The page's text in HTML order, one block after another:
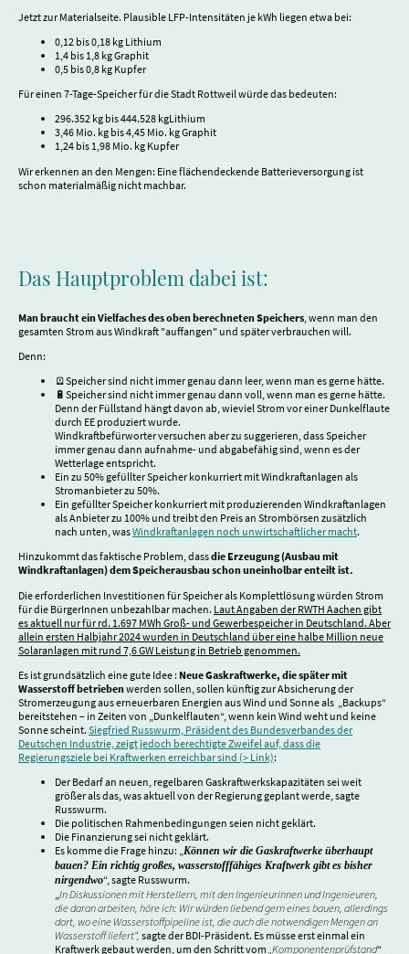
Jetzt zur Materialseite. Plausible LFP-Intensitäten je kWh liegen etwa bei:
0,12 bis 0,18 kg Lithium
1,4 bis 1,8 kg Graphit
0,5 bis 0,8 kg Kupfer
Für einen 7-Tage-Speicher für die Stadt Rottweil würde das bedeuten:
296.352 kg bis 444.528 kgLithium
3,46 Mio. kg bis 4,45 Mio. kg Graphit
1,24 bis 1,98 Mio. kg Kupfer
Wir erkennen an den Mengen: Eine flächendeckende Batterieversorgung ist
schon materialmäßig nicht machbar.
Das Hauptproblem dabei ist:
Man braucht ein Vielfaches des oben berechneten Speichers , wenn man den
gesamten Strom aus Windkraft "auffangen" und später verbrauchen will.
Denn:
🪫Speicher sind nicht immer genau dann leer, wenn man es gerne hätte.
🔋Speicher sind nicht immer genau dann voll, wenn man es gerne hätte.
Denn der Füllstand hängt davon ab, wieviel Strom vor einer Dunkelflaute
durch EE produziert wurde.
Windkraftbefürworter versuchen aber zu suggerieren, dass Speicher
immer genau dann aufnahme- und abgabefähig sind, wenn es der
Wetterlage entspricht.
Ein zu 50% gefüllter Speicher konkurriert mit Windkraftanlagen als
Stromanbieter zu 50%.
Ein gefüllter Speicher konkurriert mit produzierenden Windkraftanlagen
als Anbieter zu 100% und treibt den Preis an Strombörsen zusätzlich
nach unten, wasWindkraftanlagen noch unwirtschaftlicher macht.
Hinzukommt das faktische Problem, dassdie Erzeugung (Ausbau mit
Windkraftanlagen) dem Speicherausbau schon uneinholbar enteilt ist.
Die erforderlichen Investitionen für Speicher als Komplettlösung würden Strom
für die BürgerInnen unbezahlbar machen. Laut Angaben der RWTH Aachen gibt
es aktuell nur für rd. 1.697 MWh Groß- und Gewerbespeicher in Deutschland. Aber
allein ersten Halbjahr 2024 wurden in Deutschland über eine halbe Million neue
Solaranlagen mit rund 7,6 GW Leistung in Betrieb genommen.
Es ist grundsätzlich eine gute Idee : Neue Gaskraftwerke, die später mit
Wasserstoff betriebenwerden sollen, sollen künftig zur Absicherung der
Stromerzeugung aus erneuerbaren Energien aus Wind und Sonne als „Backups“
bereitstehen – in Zeiten von „Dunkelflauten“, wenn kein Wind weht und keine
Sonne scheint. Siegfried Russwurm, Präsident des Bundesverbandes der
Deutschen Industrie, zeigt jedoch berechtigte Zweifel auf, dass die
Regierungsziele bei Kraftwerken erreichbar sind (> Link):
Der Bedarf an neuen, regelbaren Gaskraftwerkskapazitäten sei weit
größer als das, was aktuell von der Regierung geplant werde, sagte
Russwurm.
Die politischen Rahmenbedingungen seien nicht geklärt.
Die Finanzierung sei nicht geklärt.
Es komme die Frage hinzu: „Können wir die Gaskraftwerke überhaupt
bauen? Ein richtig großes, wasserstofffähiges Kraftwerk gibt es bisher
nirgendwo“, sagte Russwurm.
„In Diskussionen mit Herstellern, mit den Ingenieurinnen und Ingenieuren,
die daran arbeiten, höre ich: Wir würden liebend gern eines bauen, allerdings
dort, wo eine Wasserstoffpipeline ist, die auch die notwendigen Mengen an
Wasserstoff liefert“, sagte der BDI-Präsident. Es müsse erst einmal ein
Kraftwerk gebaut werden, um den Schritt vom „Komponentenprüfstand“